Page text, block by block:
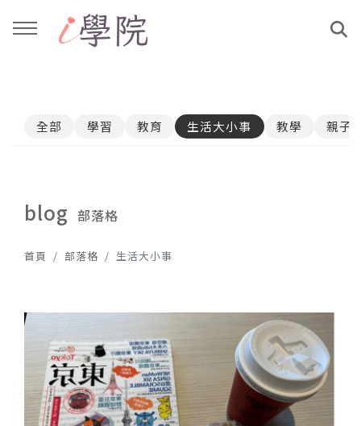
課程介紹
親子共學
公益講座
文章與影音作品
YouTube
媒體報導
說書影片
全部 學習 教育 生活大小事 教學 親子
blog 部落格
首頁 部落格 生活大小事